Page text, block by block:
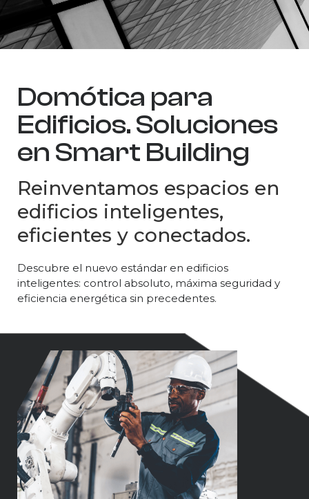
Domótica para
Edificios. Soluciones
en Smart Building
Reinventamos espacios en
edificios inteligentes,
eficientes y conectados.
Descubre el nuevo estándar en edificios
inteligentes: control absoluto, máxima seguridad y
eficiencia energética sin precedentes.